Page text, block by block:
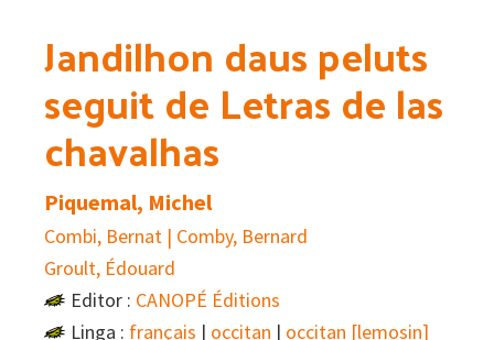
Jandilhon daus peluts
seguit de Letras de las
chavalhas
Piquemal, Michel
Combi, Bernat | Comby, Bernard
Groult, Édouard
Editor : CANOPÉ Éditions
Linga : français | occitan | occitan [lemosin]